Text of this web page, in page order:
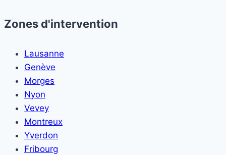
Zones d'intervention
Lausanne
Genève
Morges
Nyon
Vevey
Montreux
Yverdon
Fribourg